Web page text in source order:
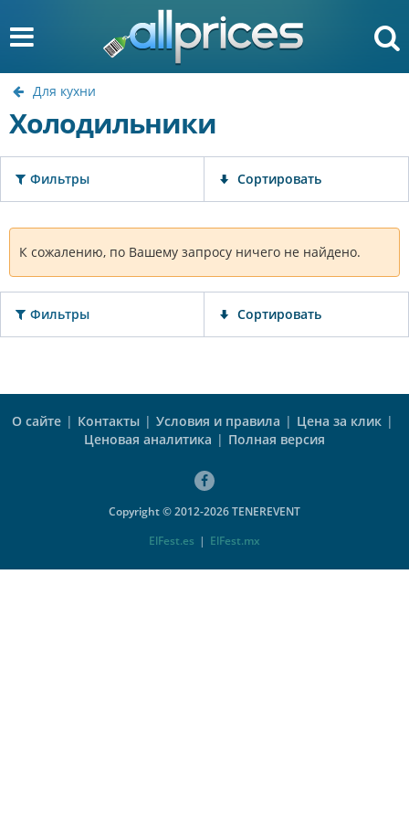
Для кухни
Холодильники
Фильтры Сортировать
К сожалению, по Вашему запросу ничего не найдено.
Фильтры Сортировать
О сайте | Контакты | Условия и правила | Цена за клик |
Ценовая аналитика | Полная версия
Copyright © 2012-2026 TENEREVENT
ElFest.es | ElFest.mx